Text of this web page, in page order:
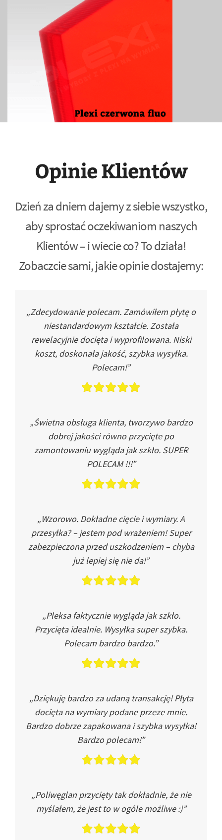
Opinie Klientów
Dzień za dniem dajemy z siebie wszystko,
aby sprostać oczekiwaniom naszych
Klientów – i wiecie co? To działa!
Zobaczcie sami, jakie opinie dostajemy:
„Zdecydowanie polecam. Zamówiłem płytę o
niestandardowym kształcie. Została
rewelacyjnie docięta i wyprofilowana. Niski
koszt, doskonała jakość, szybka wysyłka.
Polecam!”
„Świetna obsługa klienta, tworzywo bardzo
dobrej jakości równo przycięte po
zamontowaniu wygląda jak szkło. SUPER
POLECAM !!!”
„Wzorowo. Dokładne cięcie i wymiary. A
przesyłka? – jestem pod wrażeniem! Super
zabezpieczona przed uszkodzeniem – chyba
już lepiej się nie da!”
„Pleksa faktycznie wygląda jak szkło.
Przycięta idealnie. Wysyłka super szybka.
Polecam bardzo bardzo.”
„Dziękuję bardzo za udaną transakcję! Płyta
docięta na wymiary podane przeze mnie.
Bardzo dobrze zapakowana i szybka wysyłka!
Bardzo polecam!”
„Poliwęglan przycięty tak dokładnie, że nie
myślałem, że jest to w ogóle możliwe :)”